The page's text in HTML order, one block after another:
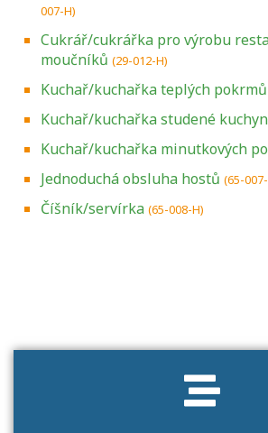
007-H)
Cukrář/cukrářka pro výrobu
moučníků (29-012-H)
Kuchař/kuchařka teplých pokrmů
Kuchař/kuchařka studené
Kuchař/kuchařka minutkových
Jednoduchá obsluha hostů (65-
Číšník/servírka (65-008-H)
Projděte si seznam profesních